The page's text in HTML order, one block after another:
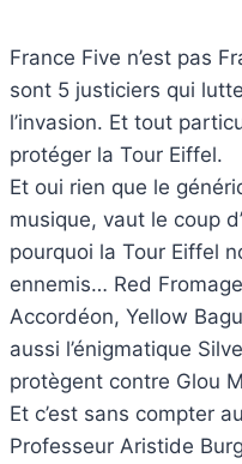
France Five n’est pas
sont 5 justiciers qui
l’invasion. Et tout
protéger la Tour Eiffel.
Et oui rien que le
musique, vaut le coup
pourquoi la Tour Eiffel
ennemis… Red
Accordéon, Yellow
aussi l’énigmatique
protègent contre Glou
Et c’est sans compter
Professeur Aristide